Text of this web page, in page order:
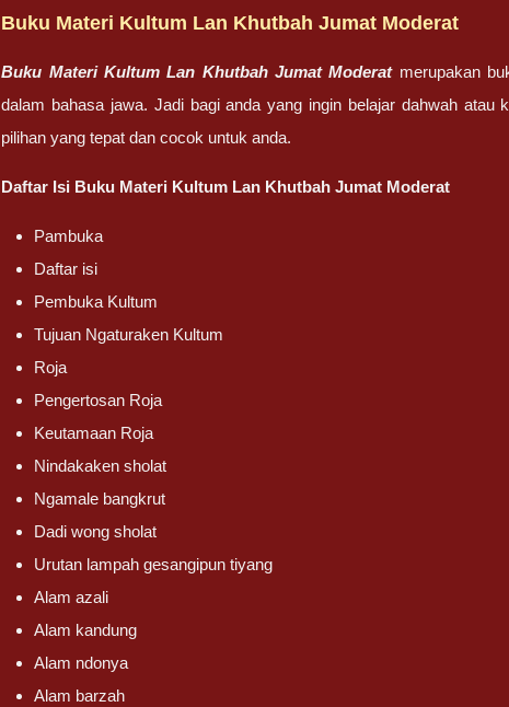
Buku Materi Kultum Lan Khutbah Jumat Moderat
Buku Materi Kultum Lan Khutbah Jumat Moderat merupakan
dalam bahasa jawa. Jadi bagi anda yang ingin belajar dahwah
pilihan yang tepat dan cocok untuk anda.
Daftar Isi Buku Materi Kultum Lan Khutbah Jumat Moderat
Pambuka
Daftar isi
Pembuka Kultum
Tujuan Ngaturaken Kultum
Roja
Pengertosan Roja
Keutamaan Roja
Nindakaken sholat
Ngamale bangkrut
Dadi wong sholat
Urutan lampah gesangipun tiyang
Alam azali
Alam kandung
Alam ndonya
Alam barzah